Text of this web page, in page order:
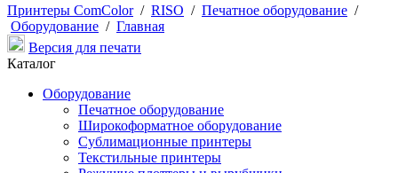
Принтеры ComColor/ RISO / Печатное оборудование /
Оборудование / Главная
Версия для печати
Каталог
Оборудование
Печатное оборудование
Широкоформатное оборудование
Сублимационные принтеры
Текстильные принтеры